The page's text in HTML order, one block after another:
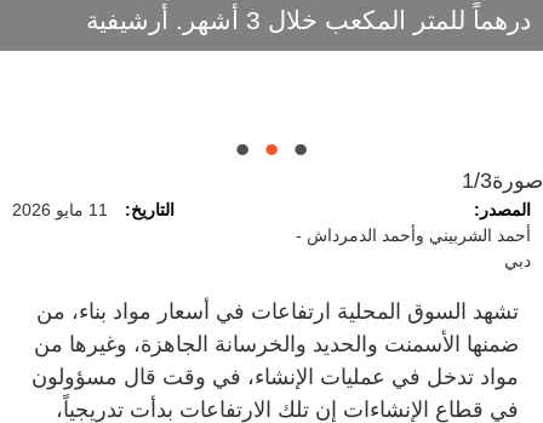
درهماً للمتر المكعب خلال 3 أشهر. أرشيفية
بل مرحلة إدارة أزمة، والهدف منها ضمان
استمرارية المشروعات من دون الإضرار بأي
صورة2/3
المصدر:
أحمد الشربيني وأحمد الدمرداش -
دبي
التاريخ: 11 مايو 2026
تشهد السوق المحلية ارتفاعات في أسعار مواد بناء، من
ضمنها الأسمنت والحديد والخرسانة الجاهزة، وغيرها من
مواد تدخل في عمليات الإنشاء، في وقت قال مسؤولون
في قطاع الإنشاءات إن تلك الارتفاعات بدأت تدريجياً،